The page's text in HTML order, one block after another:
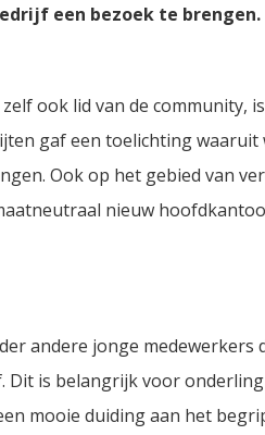
een bezoek te brengen.
ook lid van de community,
gaf een toelichting
Ook op het gebied van
nieuw
andere jonge medewerkers
is belangrijk voor
mooie duiding aan het